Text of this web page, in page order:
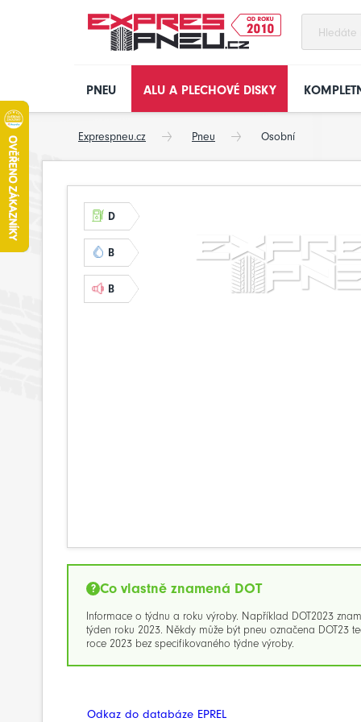
PNEU ALU A PLECHOVÉ DISKY
Exprespneu.cz Pneu Osobní
D
B
B
Co vlastně znamená DOT
Informace o týdnu a roku výroby. Například DOT2023
týden roku 2023. Někdy může být pneu označena DOT23
roce 2023 bez specifikovaného týdne výroby.
Odkaz do databáze EPREL